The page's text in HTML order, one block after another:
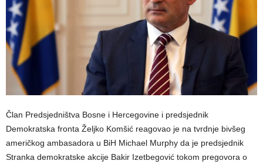
Član Predsjedništva Bosne i Hercegovine i predsjednik
Demokratska fronta Željko Komšić reagovao je na tvrdnje bivšeg
američkog ambasadora u BiH Michael Murphy da je predsjednik
Stranka demokratske akcije Bakir Izetbegović tokom pregovora o